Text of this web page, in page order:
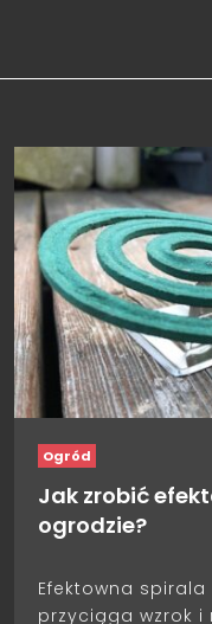
Ogród
Jak zrobić
ogrodzie?
Efektowna
przyciąga wzrok